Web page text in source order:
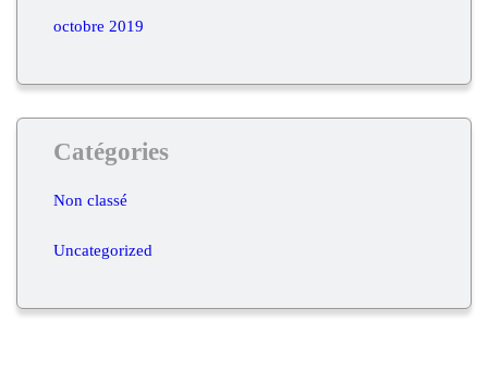
octobre 2019
Catégories
Non classé
Uncategorized